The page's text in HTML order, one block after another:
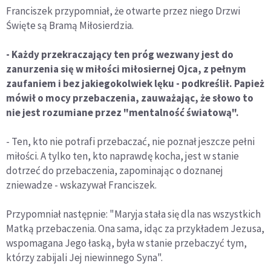
Franciszek przypomniał, że otwarte przez niego Drzwi
Święte są Bramą Miłosierdzia.
- Każdy przekraczający ten próg wezwany jest do
zanurzenia się w miłości miłosiernej Ojca, z pełnym
zaufaniem i bez jakiegokolwiek lęku - podkreślił. Papież
mówił o mocy przebaczenia, zauważając, że słowo to
nie jest rozumiane przez "mentalność światową".
- Ten, kto nie potrafi przebaczać, nie poznał jeszcze pełni
miłości. A tylko ten, kto naprawdę kocha, jest w stanie
dotrzeć do przebaczenia, zapominając o doznanej
zniewadze - wskazywał Franciszek.
Przypomniał następnie: "Maryja stała się dla nas wszystkich
Matką przebaczenia. Ona sama, idąc za przykładem Jezusa,
wspomagana Jego łaską, była w stanie przebaczyć tym,
którzy zabijali Jej niewinnego Syna".